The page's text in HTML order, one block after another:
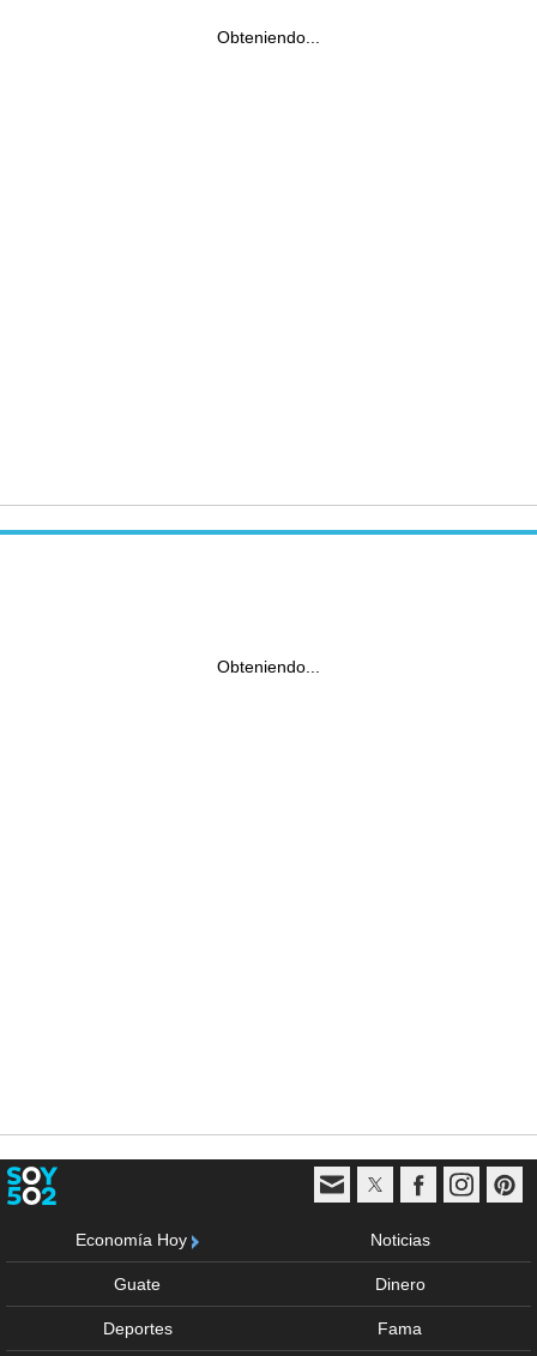
Obteniendo...
Obteniendo...
Economía Hoy Noticias
Guate Dinero
Deportes Fama